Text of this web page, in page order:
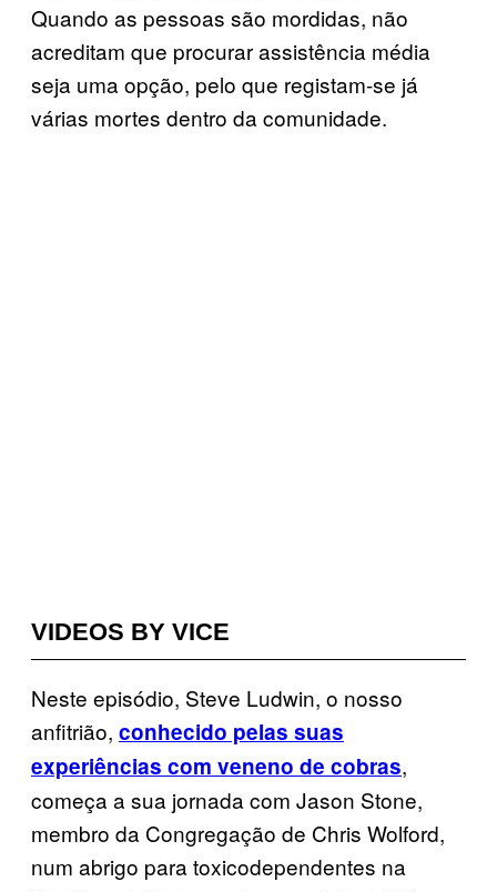
Quando as pessoas são mordidas, não
acreditam que procurar assistência média
seja uma opção, pelo que registam-se já
várias mortes dentro da comunidade.
VIDEOS BY VICE
Neste episódio, Steve Ludwin, o nosso
anfitrião, conhecido pelas suas
experiências com veneno de cobras,
começa a sua jornada com Jason Stone,
membro da Congregação de Chris Wolford,
num abrigo para toxicodependentes na